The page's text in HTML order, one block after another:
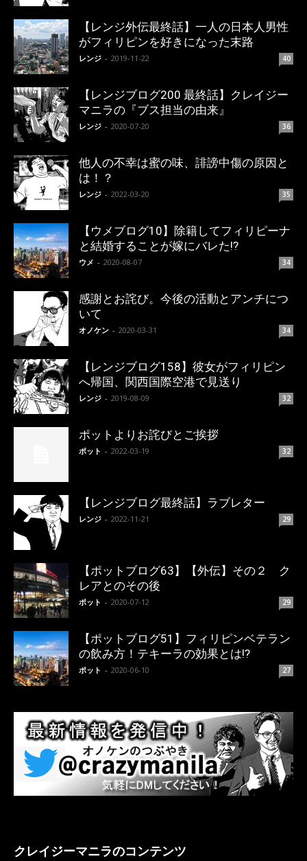
【レンジ外伝最終話】一人の日本人男性
がフィリピンを好きになった末路
レンジ - 2019-11-22 40
【レンジブログ200 最終話】クレイジー
マニラの『ブス担当の由来』
レンジ - 2020-07-20 36
他人の不幸は蜜の味、誹謗中傷の原因と
は！？
レンジ - 2022-03-20 35
【ウメブログ10】除籍してフィリピーナ
と結婚することが嫁にバレた!?
ウメ - 2020-08-07 34
感謝とお詫び。今後の活動とアンチにつ
いて
オノケン - 2020-03-31 34
【レンジブログ158】彼女がフィリピン
へ帰国、関西国際空港で見送り
レンジ - 2019-08-09 32
ポットよりお詫びとご挨拶
ポット - 2022-03-19 32
【レンジブログ最終話】ラブレター
レンジ - 2022-11-21 29
【ポットブログ63】【外伝】その２ ク
レアとのその後
ポット - 2020-07-12 29
【ポットブログ51】フィリピンベテラン
の飲み方！テキーラの効果とは!?
ポット - 2020-06-10 27
クレイジーマニラのコンテンツ